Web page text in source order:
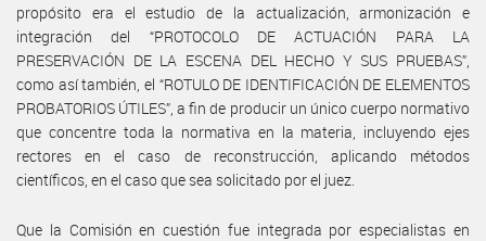
propósito era el estudio de la actualización, armonización e
integración del “PROTOCOLO DE ACTUACIÓN PARA LA
PRESERVACIÓN DE LA ESCENA DEL HECHO Y SUS PRUEBAS”,
como así también, el “ROTULO DE IDENTIFICACIÓN DE ELEMENTOS
PROBATORIOS ÚTILES”, a fin de producir un único cuerpo normativo
que concentre toda la normativa en la materia, incluyendo ejes
rectores en el caso de reconstrucción, aplicando métodos
científicos, en el caso que sea solicitado por el juez.
Que la Comisión en cuestión fue integrada por especialistas en